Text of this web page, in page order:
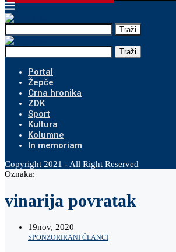
Traži
Traži
Portal
Žepče
Crna hronika
ZDK
Sport
Kultura
Kolumne
In memoriam
Copyright 2021 - All Right Reserved
Oznaka:
vinarija povratak
19nov, 2020
SPONZORIRANI ČLANCI